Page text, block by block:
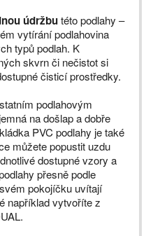
údržbutéto podlahy –
vytírání podlahovina
typů podlah. K
skvrn či nečistot si
čisticí prostředky.
podlahovým
na došlap a dobře
PVC podlahy je také
můžete popustit uzdu
dostupné vzory a
přesně podle
pokojíčku uvítají
například vytvoříte z